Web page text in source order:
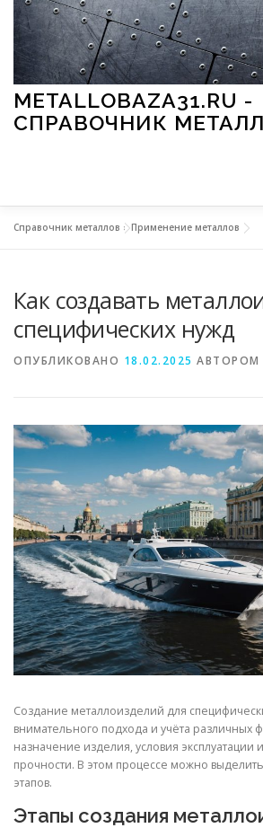
Перейти к содержимому
METALLOBAZA31.RU -
СПРАВОЧНИК
МЕТАЛЛЫ И ОКРУЖАЮЩАЯ СРЕДА
СВОЙСТВА МЕТАЛЛОВ
СТАТЬИ
Справочник металлов »Применение металлов
Как создавать
специфических нужд
ОПУБЛИКОВАНО 18.02.2025 АВТОРОМ
Создание металлоизделий для
внимательного подхода и учёта различных
назначение изделия, условия эксплуатации
прочности. В этом процессе можно
этапов.
Этапы создания